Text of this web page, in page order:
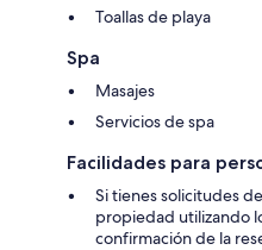
Toallas de playa
Spa
Masajes
Servicios de spa
Facilidades para
Si tienes solicitudes
propiedad utilizando
confirmación de la